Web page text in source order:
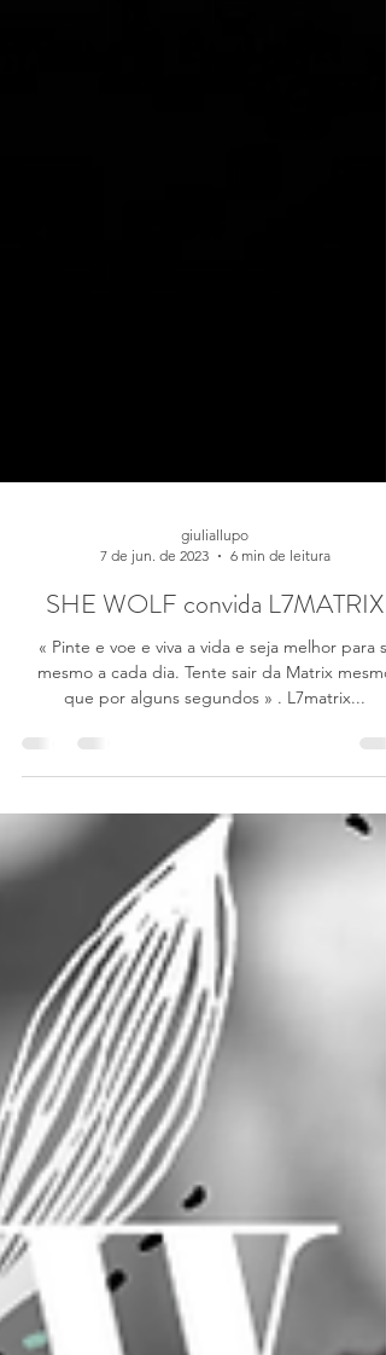
giuliallupo
7 de jun. de 2023
6 min de leitura
SHE WOLF convida L7MATRIX
« Pinte e voe e viva a vida e seja melhor para si
mesmo a cada dia. Tente sair da Matrix mesmo